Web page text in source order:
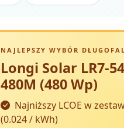
NAJLEPSZY WYBÓR
Longi Solar LR7-
480M (480 Wp)
Najniższy LCOE w
(0.024 / kWh)